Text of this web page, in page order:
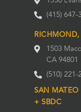
(415) 647-
RICHMOND,
1503
CA 94801
(510) 221-
SAN MATEO
+ SBDC